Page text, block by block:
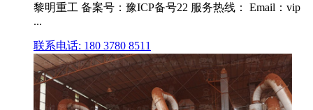
黎明重工 备案号：豫ICP备号22 服务热线： Email：vip
...
联系电话: 180 3780 8511